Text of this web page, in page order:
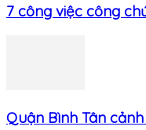
7 công việc công
Quận Bình Tân